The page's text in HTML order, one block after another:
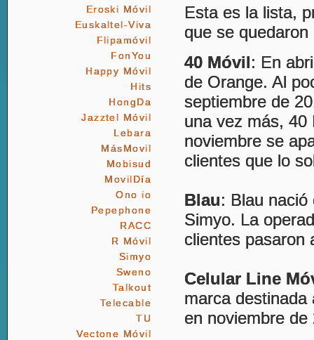
Eroski Móvil
Euskaltel-Viva
Flipamóvil
FonYou
Happy Móvil
Hits
HongDa
Jazztel Móvil
Lebara
MásMovil
Mobisud
MovilDía
Ono io
Pepephone
RACC
R Móvil
Simyo
Sweno
Talkout
Telecable
TU
Vectone Móvil
Esta es la lista,
que se
40 Móvil: En
de Orange. Al
septiembre de
una vez más, 40
noviembre se
clientes que lo
Blau: Blau
Simyo. La
clientes pasaron
Celular Line
marca destinada
en noviembre de